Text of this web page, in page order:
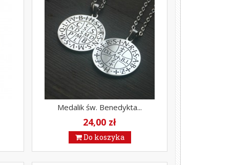
Medalik św. Benedykta...
24,00 zł
Do koszyka